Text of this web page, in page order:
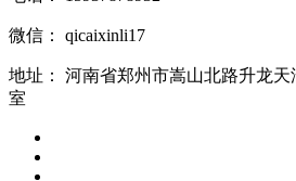
微信： qicaixinli17
地址：
河南省郑州市嵩山北路升龙天
室